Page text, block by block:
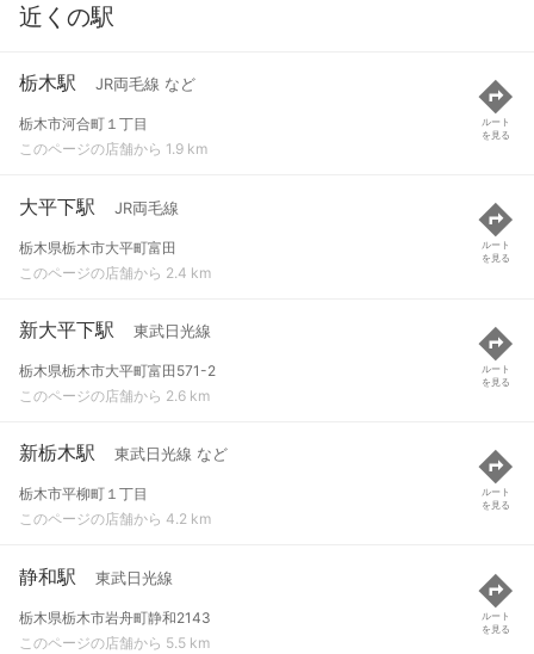
近くの駅
栃木駅 JR両毛線 など
栃木市河合町１丁目
このページの店舗から 1.9 km
ルート
を見る
大平下駅 JR両毛線
栃木県栃木市大平町富田
このページの店舗から 2.4 km
ルート
を見る
新大平下駅 東武日光線
栃木県栃木市大平町富田571-2
このページの店舗から 2.6 km
ルート
を見る
新栃木駅 東武日光線 など
栃木市平柳町１丁目
このページの店舗から 4.2 km
ルート
を見る
静和駅 東武日光線
栃木県栃木市岩舟町静和2143
このページの店舗から 5.5 km
ルート
を見る